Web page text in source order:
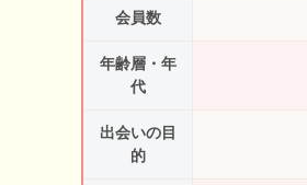
会員数
年齢層・年
代
出会いの目
的